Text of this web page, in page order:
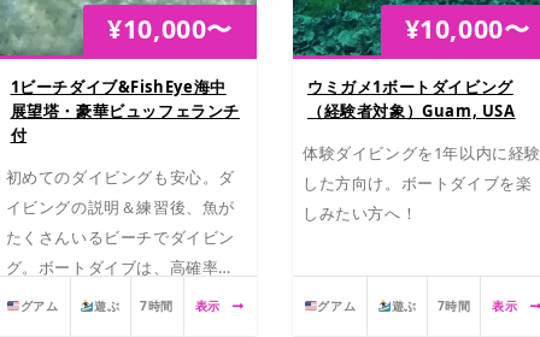
¥10,000〜
1ビーチダイブ&FishEye海中
展望塔・豪華ビュッフェランチ
付
初めてのダイビングも安心。ダ
イビングの説明＆練習後、魚が
たくさんいるビーチでダイビン
グ。ボートダイブは、高確率で
ウミガメに会える場所でダイビ
グアム 遊ぶ 7時間 表示
¥10,000〜
ウミガメ1ボートダイビング
（経験者対象）Guam, USA
体験ダイビングを1年以内に経験
した方向け。ボートダイブを楽
しみたい方へ！
グアム 遊ぶ 7時間 表示